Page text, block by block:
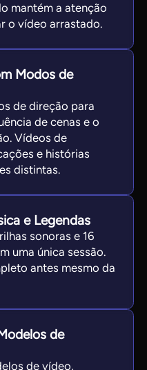
mantém a atenção
o vídeo arrastado.
Modos de
de direção para
de cenas e o
Vídeos de
e histórias
distintas.
e Legendas
sonoras e 16
uma única sessão.
antes mesmo da
de
de vídeo,